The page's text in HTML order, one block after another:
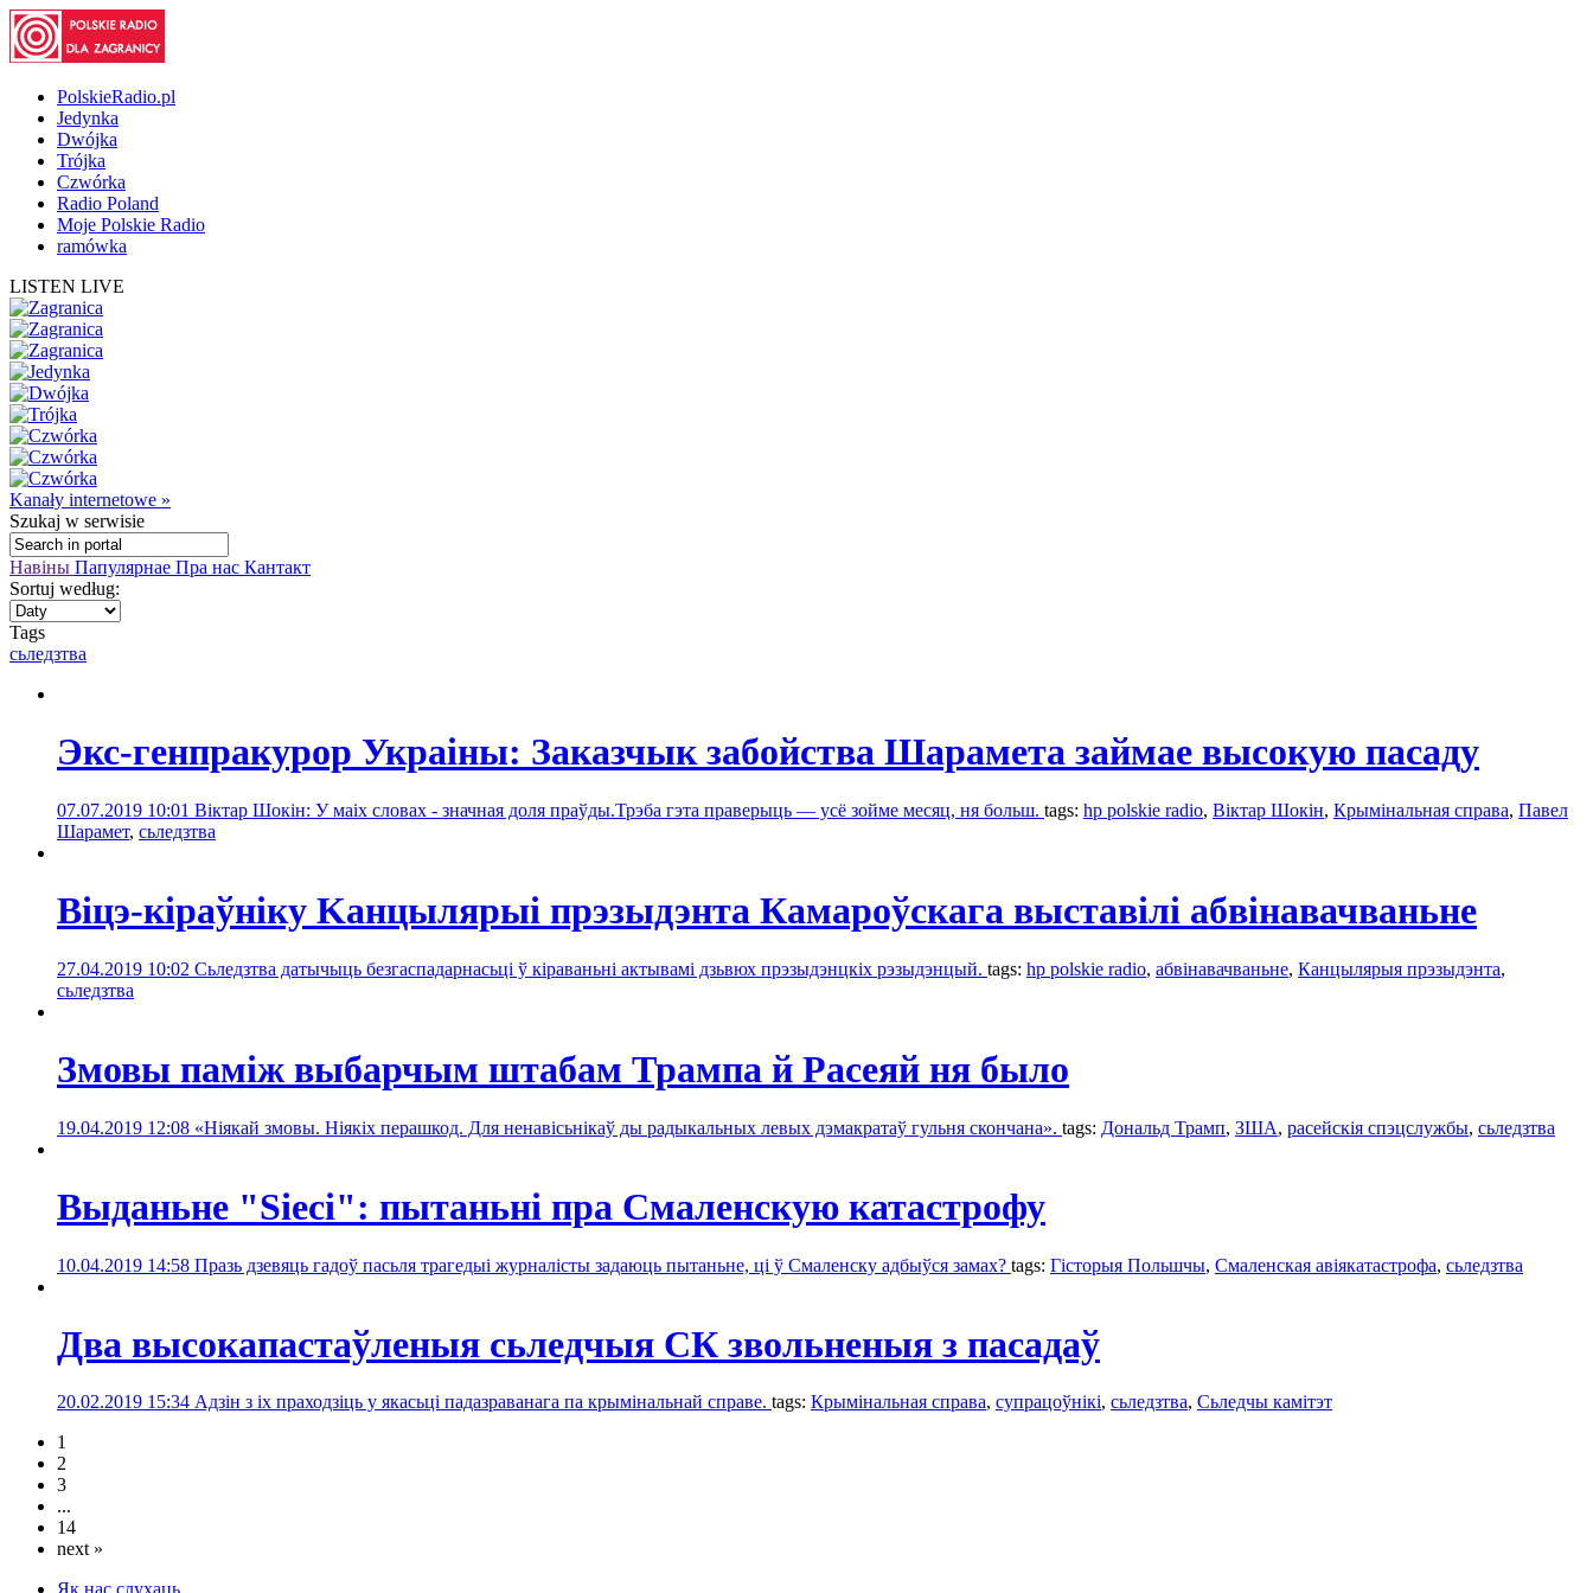
PolskieRadio.pl
Jedynka
Dwójka
Trójka
Czwórka
Radio Poland
Moje Polskie Radio
ramówka
LISTEN LIVE
Kanały internetowe »
Szukaj w serwisie
Навіны Папулярнае Пра нас Кантакт
Sortuj według:
Tags
сьледзтва
Экс-генпракурор Украіны: Заказчык забойства Шарамета займае высокую пасаду
07.07.2019 10:01 Віктар Шокін: У маіх словах - значная доля праўды.Трэба гэта праверыць — усё зойме месяц, ня больш. tags: hp polskie radio, Віктар Шокін, Крымінальная справа, Павел
Шарамет, сьледзтва
Віцэ-кіраўніку Kанцылярыі прэзыдэнта Камароўскага выставілі абвінавачваньне
27.04.2019 10:02 Сьледзтва датычыць безгаспадарнасьці ў кіраваньні актывамі дзьвюх прэзыдэнцкіх рэзыдэнцый. tags: hp polskie radio, абвінавачваньне, Канцылярыя прэзыдэнта,
сьледзтва
Змовы паміж выбарчым штабам Трампа й Расеяй ня было
19.04.2019 12:08 «Ніякай змовы. Ніякіх перашкод. Для ненавісьнікаў ды радыкальных левых дэмакратаў гульня скончана». tags: Дональд Трамп, ЗША, расейскія спэцслужбы, сьледзтва
Выданьне "Sieci": пытаньні пра Смаленскую катастрофу
10.04.2019 14:58 Празь дзевяць гадоў пасьля трагедыі журналісты задаюць пытаньне, ці ў Смаленску адбыўся замах? tags: Гісторыя Польшчы, Смаленская авіякатастрофа, сьледзтва
Два высокапастаўленыя сьледчыя СК звольненыя з пасадаў
20.02.2019 15:34 Адзін з іх праходзіць у якасьці падазраванага па крымінальнай справе. tags: Крымінальная справа, супрацоўнікi, сьледзтва, Сьледчы камітэт
1
2
3
...
14
next »